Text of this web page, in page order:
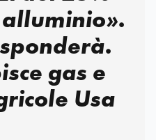
gas e
Usa